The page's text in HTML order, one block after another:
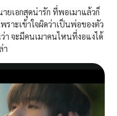
อกสุดน่ารัก ที่พอเมาแล้วก็
าะเข้าใจผิดว่าเป็นพ่อของตัว
า จะมีคนเมาคนไหนที่งอแงได้
า